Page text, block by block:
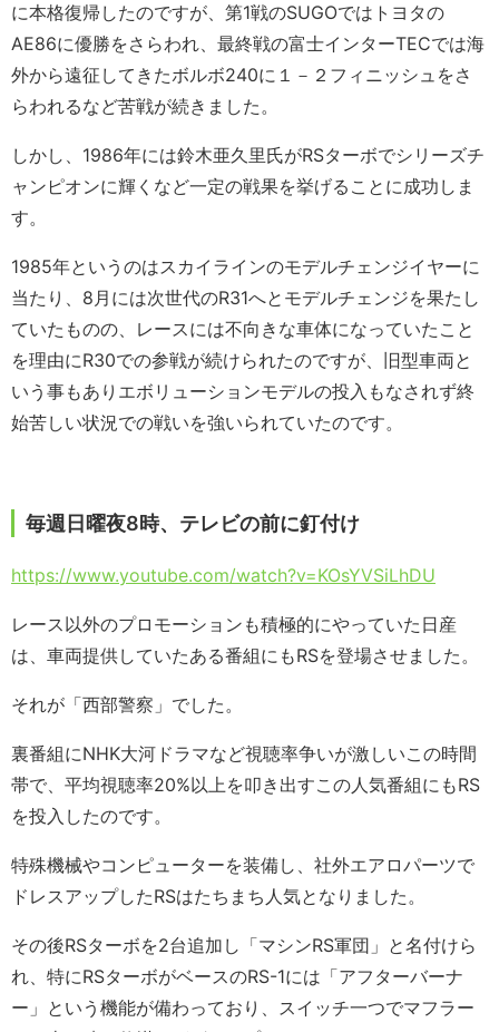
に本格復帰したのですが、第1戦のSUGOではトヨタの
AE86に優勝をさらわれ、最終戦の富士インターTECでは海
外から遠征してきたボルボ240に１－２フィニッシュをさ
らわれるなど苦戦が続きました。
しかし、1986年には鈴木亜久里氏がRSターボでシリーズチ
ャンピオンに輝くなど一定の戦果を挙げることに成功しま
す。
1985年というのはスカイラインのモデルチェンジイヤーに
当たり、8月には次世代のR31へとモデルチェンジを果たし
ていたものの、レースには不向きな車体になっていたこと
を理由にR30での参戦が続けられたのですが、旧型車両と
いう事もありエボリューションモデルの投入もなされず終
始苦しい状況での戦いを強いられていたのです。
毎週日曜夜8時、テレビの前に釘付け
https://www.youtube.com/watch?v=KOsYVSiLhDU
レース以外のプロモーションも積極的にやっていた日産
は、車両提供していたある番組にもRSを登場させました。
それが「西部警察」でした。
裏番組にNHK大河ドラマなど視聴率争いが激しいこの時間
帯で、平均視聴率20%以上を叩き出すこの人気番組にもRS
を投入したのです。
特殊機械やコンピューターを装備し、社外エアロパーツで
ドレスアップしたRSはたちまち人気となりました。
その後RSターボを2台追加し「マシンRS軍団」と名付けら
れ、特にRSターボがベースのRS-1には「アフターバーナ
ー」という機能が備わっており、スイッチ一つでマフラー